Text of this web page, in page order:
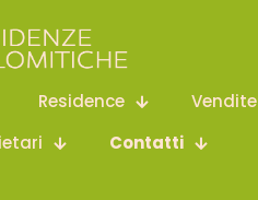
Residence Vendite
Contatti